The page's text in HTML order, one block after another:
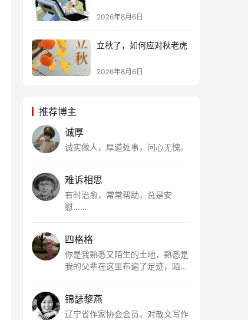
2026年8月6日
立秋了，如何应对秋老虎
2026年8月6日
推荐博主
诚厚
诚实做人，厚道处事，问心无愧。
难诉相思
有时治愈，常常帮助，总是安
慰……
四格格
你是我熟悉又陌生的土地，熟悉是
我的父辈在这里布遍了足迹，陌生
根所在，我用文字慢慢认识你、慢
慢熟悉你。
锦瑟黎燕
辽宁省作家协会会员，对散文写作